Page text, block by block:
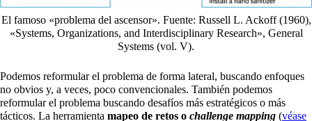
El famoso «problema del ascensor». Fuente: Russell L. Ackoff (1960),
«Systems, Organizations, and Interdisciplinary Research», General
Systems (vol. V).
Podemos reformular el problema de forma lateral, buscando enfoques
no obvios y, a veces, poco convencionales. También podemos
reformular el problema buscando desafíos más estratégicos o más
tácticos. La herramienta mapeo de retos o challenge mapping (véase